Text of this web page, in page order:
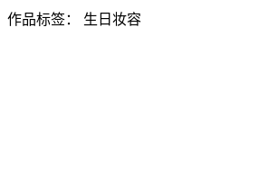
作品标签： 生日妆容